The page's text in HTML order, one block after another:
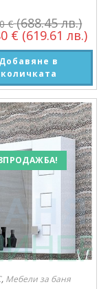
€ (688.45 лв.)
€ (619.61 лв.)
Добавяне в
количката
, Мебели за баня